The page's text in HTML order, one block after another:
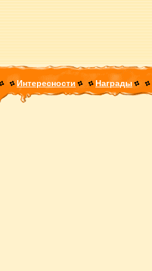
Интересности Награды